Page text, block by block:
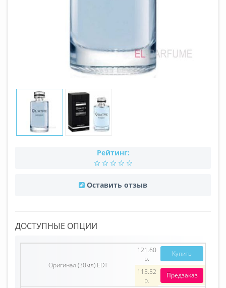
Рейтинг:
Оставить отзыв
ДОСТУПНЫЕ ОПЦИИ
Оригинал (30мл) EDT
121.60
р.
Купить
115.52
р.
Предзаказ